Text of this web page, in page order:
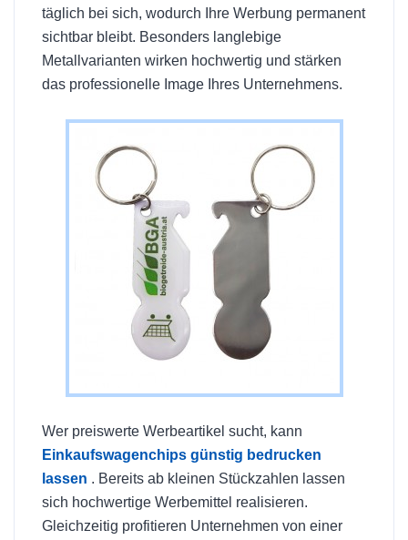
täglich bei sich, wodurch Ihre Werbung permanent
sichtbar bleibt. Besonders langlebige
Metallvarianten wirken hochwertig und stärken
das professionelle Image Ihres Unternehmens.
Wer preiswerte Werbeartikel sucht, kann
Einkaufswagenchips günstig bedrucken
lassen . Bereits ab kleinen Stückzahlen lassen
sich hochwertige Werbemittel realisieren.
Gleichzeitig profitieren Unternehmen von einer